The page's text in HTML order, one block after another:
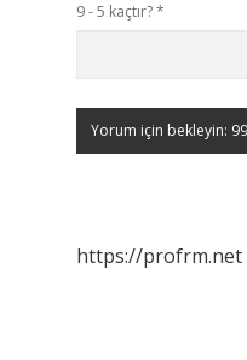
9 - 5 kaçtır?*
https://profrm.net